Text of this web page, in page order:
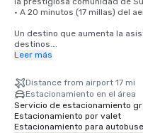
• A 20 minutos (17 millas) del
Un destino que aumenta la
destinos.
escalas a más de 170
conectando Las Vegas con los
Europa, Asia y América Latina.
Leer más
Distance from airport 17 mi
Estacionamiento en el área
Servicio de estacionamiento
Estacionamiento por valet
Estacionamiento para